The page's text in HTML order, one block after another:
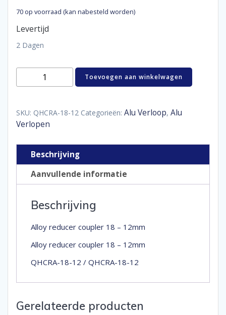
70 op voorraad (kan nabesteld worden)
Levertijd
2 Dagen
Alloy
reducer
-
12mm
aantal
Toevoegen aan winkelwagen
SKU: QHCRA-18-12 Categorieën: Alu Verloop, Alu
Verlopen
Beschrijving
Aanvullende informatie
Beschrijving
Alloy reducer coupler 18 – 12mm
Alloy reducer coupler 18 – 12mm
QHCRA-18-12 / QHCRA-18-12
Gerelateerde producten